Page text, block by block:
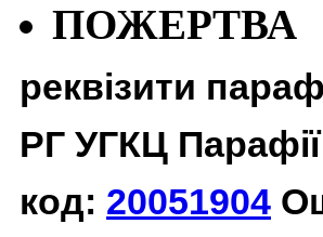
ПОЖЕРТВА
реквізити
РГ УГКЦ
код: 20051904